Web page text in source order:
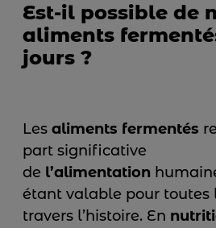
Est-il possible de
aliments
jours ?
Les aliments fermentés
part significative
de l’alimentation
étant valable pour toutes
travers l’histoire. En